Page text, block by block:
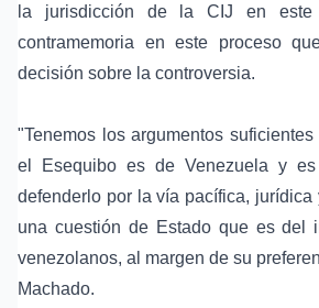
la jurisdicción de la CIJ en este
contramemoria en este proceso
decisión sobre la controversia.
"Tenemos los argumentos
el Esequibo es de Venezuela y es
defenderlo por la vía pacífica, jurídica
una cuestión de Estado que es del
venezolanos, al margen de su
Machado.